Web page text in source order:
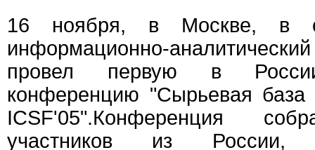
16 ноября, в Москве, в
информационно-
провел первую в
конференцию "Сырьевая база
ICSF'05".Конференция
участников из России,